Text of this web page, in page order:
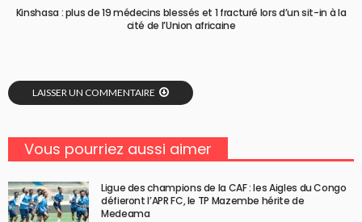
Kinshasa : plus de 19 médecins blessés et 1 fracturé lors d’un sit-in à la
cité de l’Union africaine
LAISSER UN COMMENTAIRE
Vous pourriez aussi aimer
Ligue des champions de la CAF : les Aigles du Congo
défieront l’APR FC, le TP Mazembe hérite de
Medeama